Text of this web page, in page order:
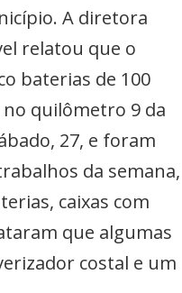
A diretora
relatou que o
baterias de 100
quilômetro 9 da
27, e foram
da semana,
caixas com
que algumas
costal e um